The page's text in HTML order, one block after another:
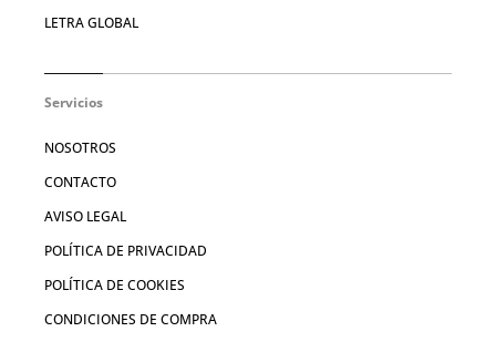
LETRA GLOBAL
Servicios
NOSOTROS
CONTACTO
AVISO LEGAL
POLÍTICA DE PRIVACIDAD
POLÍTICA DE COOKIES
CONDICIONES DE COMPRA